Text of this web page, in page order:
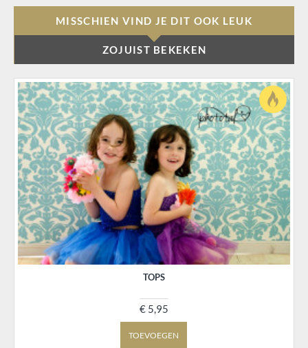
MISSCHIEN VIND JE DIT OOK LEUK
ZOJUIST BEKEKEN
TOPS
€ 5,95
TOEVOEGEN